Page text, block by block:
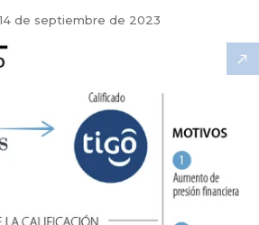
de septiembre de 2023